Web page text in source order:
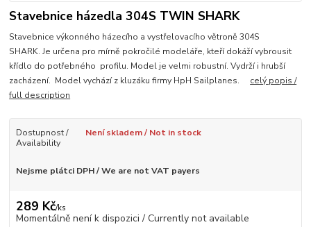
Stavebnice házedla 304S TWIN SHARK
Stavebnice výkonného házecího a vystřelovacího větroně 304S
SHARK. Je určena pro mírně pokročilé modeláře, kteří dokáží vybrousit
křídlo do potřebného profilu. Model je velmi robustní. Vydrží i hrubší
zacházení. Model vychází z kluzáku firmy HpH Sailplanes. celý popis /
full description
Dostupnost /
Availability
Není skladem / Not in stock
Nejsme plátci DPH / We are not VAT payers
289 Kč/ks
Momentálně není k dispozici / Currently not available